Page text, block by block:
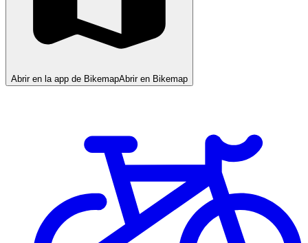
Abrir en la app de BikemapAbrir en Bikemap